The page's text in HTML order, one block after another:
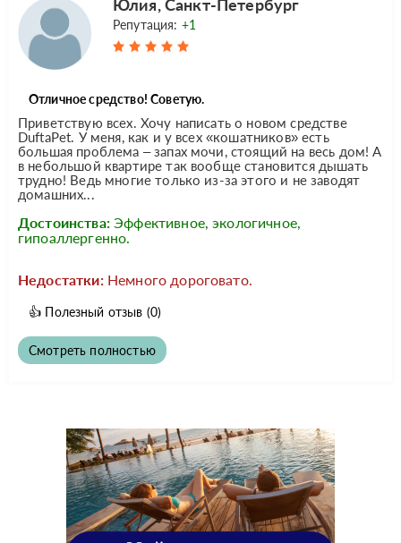
Юлия, Санкт-Петербург
Репутация: +1
Отличное средство! Советую.
Приветствую всех. Хочу написать о новом средстве
DuftaPet. У меня, как и у всех «кошатников» есть
большая проблема – запах мочи, стоящий на весь дом! А
в небольшой квартире так вообще становится дышать
трудно! Ведь многие только из-за этого и не заводят
домашних...
Достоинства: Эффективное, экологичное,
гипоаллергенно.
Недостатки: Немного дороговато.
👍 Полезный отзыв (0)
Смотреть полностью